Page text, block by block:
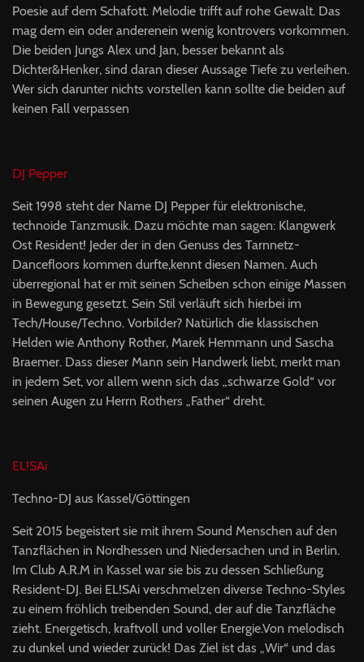
Poesie auf dem Schafott. Melodie trifft auf rohe Gewalt. Das
mag dem ein oder anderenein wenig kontrovers vorkommen.
Die beiden Jungs Alex und Jan, besser bekannt als
Dichter&Henker, sind daran dieser Aussage Tiefe zu verleihen.
Wer sich darunter nichts vorstellen kann sollte die beiden auf
keinen Fall verpassen
DJ Pepper
Seit 1998 steht der Name DJ Pepper für elektronische,
technoide Tanzmusik. Dazu möchte man sagen: Klangwerk
Ost Resident! Jeder der in den Genuss des Tarnnetz-
Dancefloors kommen durfte,kennt diesen Namen. Auch
überregional hat er mit seinen Scheiben schon einige Massen
in Bewegung gesetzt. Sein Stil verläuft sich hierbei im
Tech/House/Techno. Vorbilder? Natürlich die klassischen
Helden wie Anthony Rother, Marek Hemmann und Sascha
Braemer. Dass dieser Mann sein Handwerk liebt, merkt man
in jedem Set, vor allem wenn sich das „schwarze Gold“ vor
seinen Augen zu Herrn Rothers „Father“ dreht.
EL!SAi
Techno-DJ aus Kassel/Göttingen
Seit 2015 begeistert sie mit ihrem Sound Menschen auf den
Tanzflächen in Nordhessen und Niedersachen und in Berlin.
Im Club A.R.M in Kassel war sie bis zu dessen Schließung
Resident-DJ. Bei EL!SAi verschmelzen diverse Techno-Styles
zu einem fröhlich treibenden Sound, der auf die Tanzfläche
zieht. Energetisch, kraftvoll und voller Energie.Von melodisch
zu dunkel und wieder zurück! Das Ziel ist das „Wir“ und das